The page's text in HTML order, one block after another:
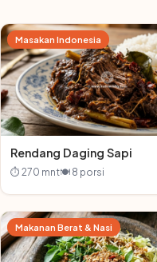
Masakan Indonesia
Rendang Daging Sapi
⏱ 270 mnt🍽 8 porsi
Makanan Berat & Nasi